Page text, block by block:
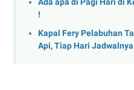
Ada apa di Pagi Hari di
!
Kapal Fery Pelabuhan
Api, Tiap Hari Jadwalnya